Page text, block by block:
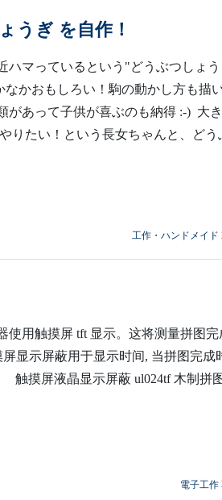
うぎ を自作！
ハマっているという"どうぶつしょ
なかおもしろい！駒の動かし方も描
があって子供が喜ぶのも納得 :-) 大
りたい！という長女ちゃんと、どう
工作・ハンドメイド
使用触摸屏 tft 显示。这将测量拼图
屏显示屏蔽用于显示时间, 当拼图完
触摸屏液晶显示屏蔽 ul024tf 木制拼
電子工作